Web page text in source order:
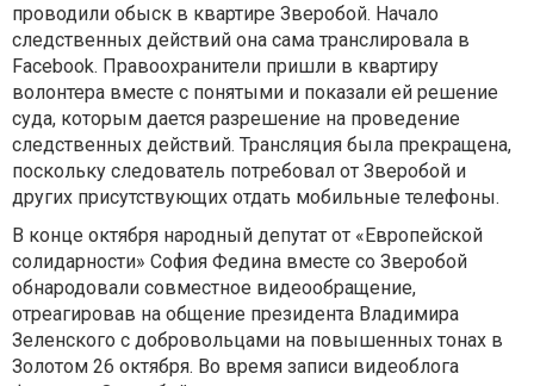
проводили обыск в квартире Зверобой. Начало
следственных действий она сама транслировала в
Facebook. Правоохранители пришли в квартиру
волонтера вместе с понятыми и показали ей решение
суда, которым дается разрешение на проведение
следственных действий. Трансляция была прекращена,
поскольку следователь потребовал от Зверобой и
других присутствующих отдать мобильные телефоны.
В конце октября народный депутат от «Европейской
солидарности» София Федина вместе со Зверобой
обнародовали совместное видеообращение,
отреагировав на общение президента Владимира
Зеленского с добровольцами на повышенных тонах в
Золотом 26 октября. Во время записи видеоблога